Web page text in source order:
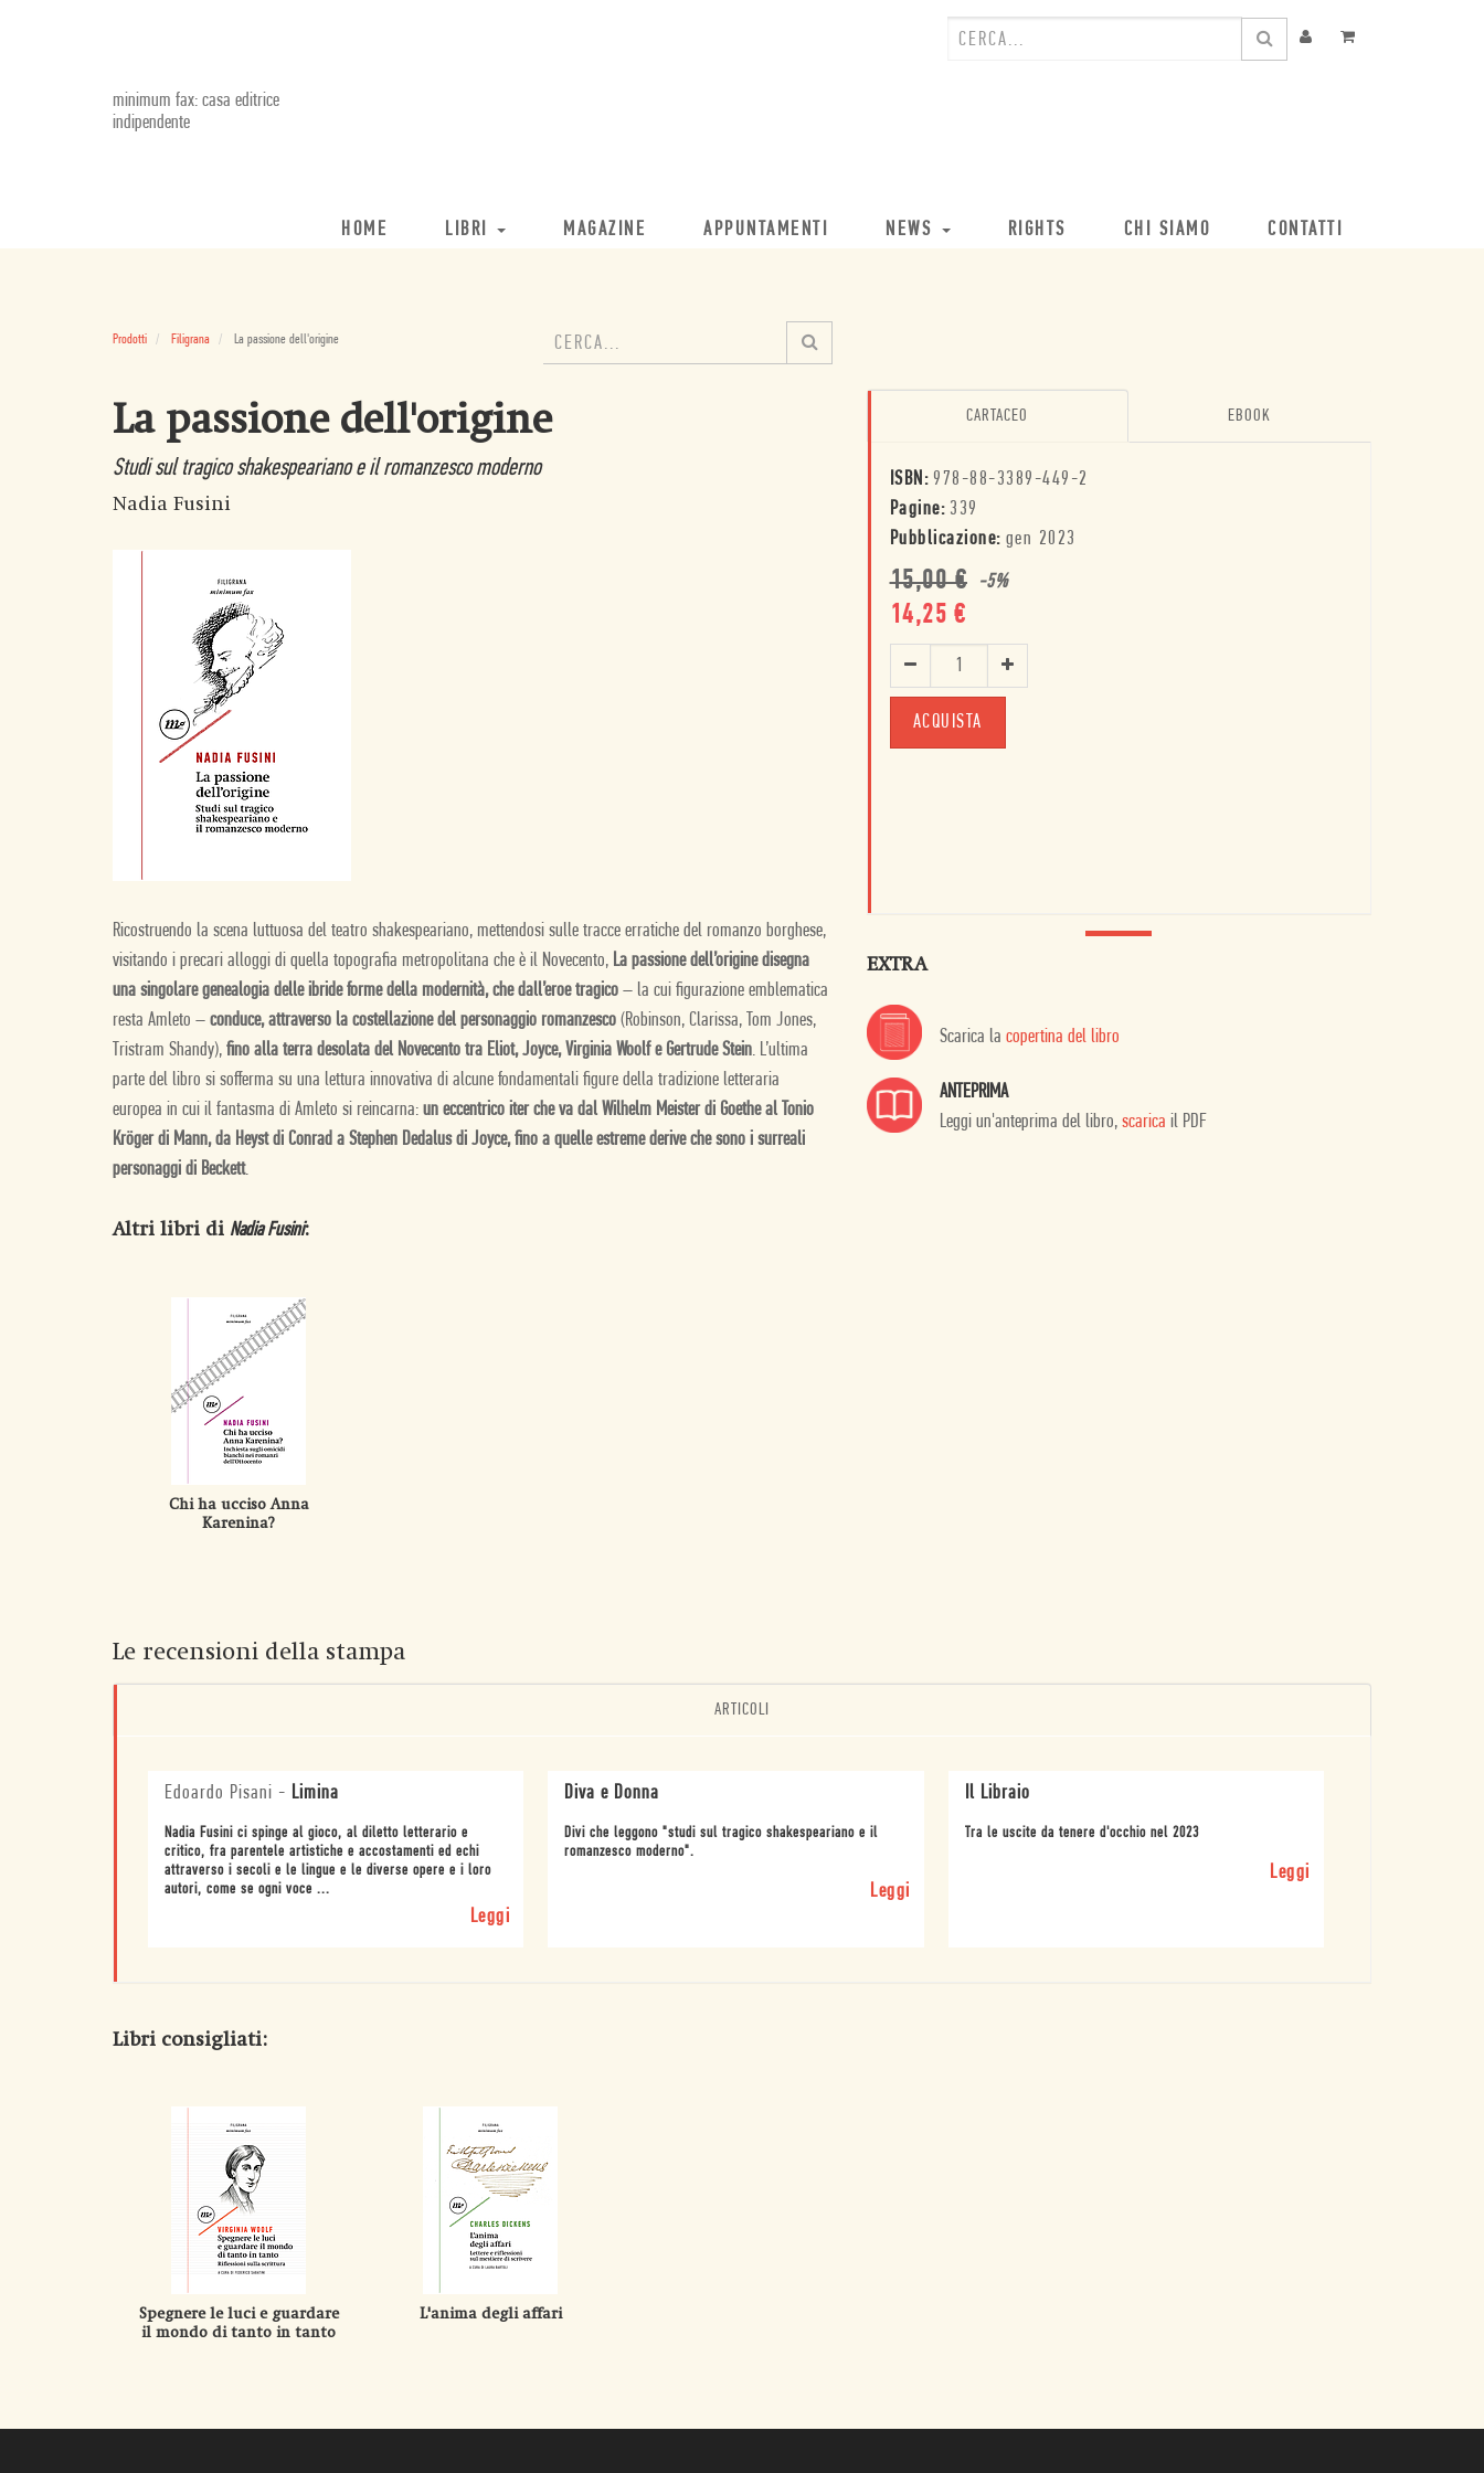
minimum fax: casa editrice
indipendente
HOME LIBRI MAGAZINE APPUNTAMENTI NEWS RIGHTS CHI SIAMO CONTATTI
Prodotti Filigrana La passione dell'origine
La passione dell'origine
Studi sul tragico shakespeariano e il romanzesco moderno
Nadia Fusini
Ricostruendo la scena luttuosa del teatro shakespeariano, mettendosi sulle tracce erratiche del romanzo borghese,
visitando i precari alloggi di quella topografia metropolitana che è il Novecento, La passione dell’origine disegna
una singolare genealogia delle ibride forme della modernità, che dall’eroe tragico – la cui figurazione emblematica
resta Amleto – conduce, attraverso la costellazione del personaggio romanzesco (Robinson, Clarissa, Tom Jones,
Tristram Shandy), fino alla terra desolata del Novecento tra Eliot, Joyce, Virginia Woolf e Gertrude Stein. L’ultima
parte del libro si sofferma su una lettura innovativa di alcune fondamentali figure della tradizione letteraria
europea in cui il fantasma di Amleto si reincarna: un eccentrico iter che va dal Wilhelm Meister di Goethe al Tonio
Kröger di Mann, da Heyst di Conrad a Stephen Dedalus di Joyce, fino a quelle estreme derive che sono i surreali
personaggi di Beckett.
CARTACEO EBOOK
ISBN: 978-88-3389-449-2
Pagine: 339
Pubblicazione: gen 2023
15,00€ -5%
14,25 €
ACQUISTA
EXTRA
Scarica la copertina del libro
ANTEPRIMA
Leggi un'anteprima del libro, scarica il PDF
Altri libri di Nadia Fusini:
Chi ha ucciso Anna
Karenina?
Le recensioni della stampa
ARTICOLI
Edoardo Pisani - Limina
Nadia Fusini ci spinge al gioco, al diletto letterario e
critico, fra parentele artistiche e accostamenti ed echi
attraverso i secoli e le lingue e le diverse opere e i loro
autori, come se ogni voce ...
Leggi
Diva e Donna
Divi che leggono "studi sul tragico shakespeariano e il
romanzesco moderno".
Leggi
Il Libraio
Tra le uscite da tenere d'occhio nel 2023
Leggi
Libri consigliati:
Spegnere le luci e guardare
il mondo di tanto in tanto
L'anima degli affari